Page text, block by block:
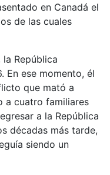
en Canadá el
de las cuales
República
En ese momento, él
que mató a
a cuatro familiares
a la República
décadas más tarde,
siendo un